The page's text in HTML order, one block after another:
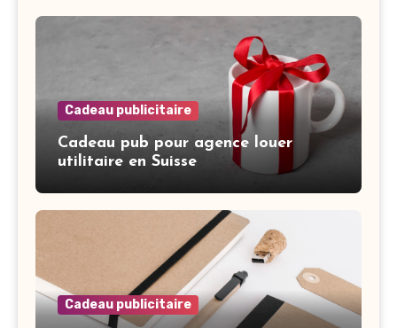
Cadeau publicitaire
Cadeau pub pour agence louer
utilitaire en Suisse
Cadeau publicitaire